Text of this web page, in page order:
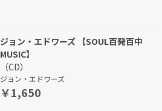
ジョン・エドワーズ 【SOUL百発百中
MUSIC】
（CD）
ジョン・エドワーズ
￥1,650